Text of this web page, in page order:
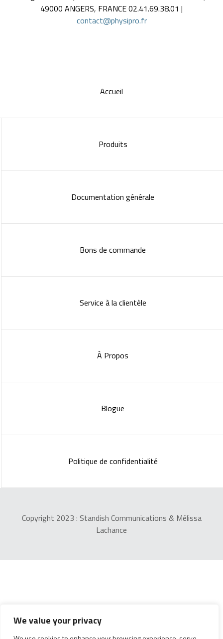
We value your privacy
49000 ANGERS, FRANCE 02.41.69.38.01 |
contact@physipro.fr
Accueil
Produits
Documentation générale
Bons de commande
Service à la clientèle
À Propos
Blogue
Politique de confidentialité
Copyright 2023 : Standish Communications & Mélissa
Lachance